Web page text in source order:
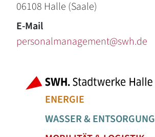
06108 Halle (Saale)
E-Mail
personalmanagement@swh.de
Bereiche der
ENERGIE
WASSER & ENTSORGUNG